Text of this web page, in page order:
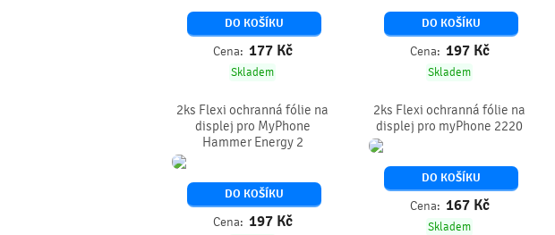
DO KOŠÍKU
Cena: 177 Kč
Skladem
DO KOŠÍKU
Cena: 197 Kč
Skladem
2ks Flexi ochranná fólie na
displej pro MyPhone
Hammer Energy 2
DO KOŠÍKU
Cena: 197 Kč
2ks Flexi ochranná fólie na
displej pro myPhone 2220
DO KOŠÍKU
Cena: 167 Kč
Skladem